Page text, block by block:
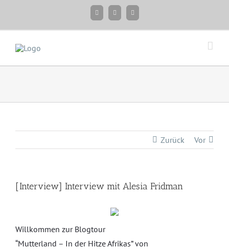
FacebookInstagramTwitter
Zurück Vor
[Interview] Interview mit Alesia Fridman
Willkommen zur Blogtour
“Mutterland – In der Hitze Afrikas” von